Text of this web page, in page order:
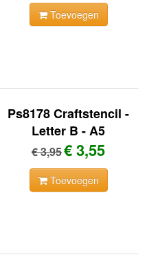
Toevoegen
Ps8178 Craftstencil -
Letter B - A5
€ 3,95€ 3,55
Toevoegen